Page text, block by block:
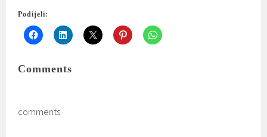
Podijeli:
Comments
comments